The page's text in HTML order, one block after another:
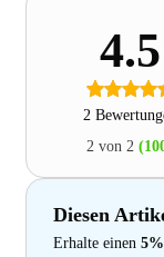
4.5
2
2 von 2
Diesen
Erhalte einen